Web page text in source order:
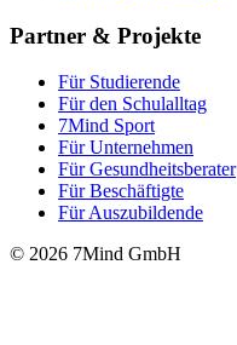
Partner & Projekte
Für Stu­die­rende
Für den Schulalltag
7Mind Sport
Für Unter­neh­men
Für Gesund­heits­be­ra­ter
Für Beschäftigte
Für Auszubildende
© 2026 7Mind GmbH